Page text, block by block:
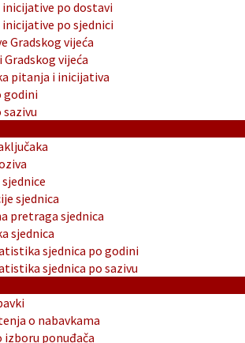
po dostavi
po sjednici
Gradskog vijeća
Gradskog vijeća
pitanja i inicijativa
godini
sazivu
sjednica
pretraga sjednica
sjednica
sjednica po godini
sjednica po sazivu
o nabavkama
izboru ponuđača